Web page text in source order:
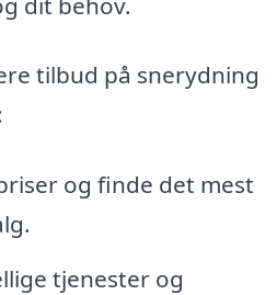
tilbud på snerydning
og finde det mest
tjenester og